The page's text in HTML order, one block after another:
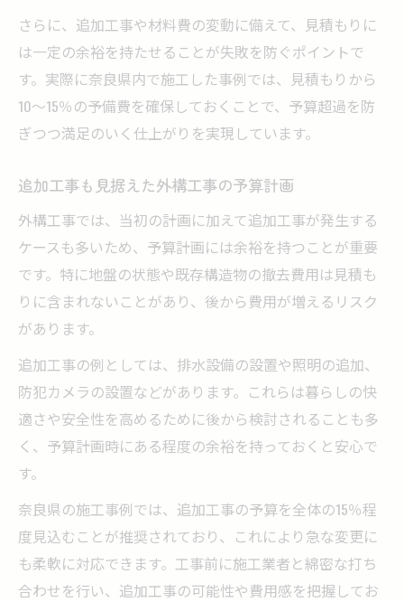
さらに、追加工事や材料費の変動に備えて、見積もりに
は一定の余裕を持たせることが失敗を防ぐポイントで
す。実際に奈良県内で施工した事例では、見積もりから
10～15％の予備費を確保しておくことで、予算超過を防
ぎつつ満足のいく仕上がりを実現しています。
追加工事も見据えた外構工事の予算計画
外構工事では、当初の計画に加えて追加工事が発生する
ケースも多いため、予算計画には余裕を持つことが重要
です。特に地盤の状態や既存構造物の撤去費用は見積も
りに含まれないことがあり、後から費用が増えるリスク
があります。
追加工事の例としては、排水設備の設置や照明の追加、
防犯カメラの設置などがあります。これらは暮らしの快
適さや安全性を高めるために後から検討されることも多
く、予算計画時にある程度の余裕を持っておくと安心で
す。
奈良県の施工事例では、追加工事の予算を全体の15％程
度見込むことが推奨されており、これにより急な変更に
も柔軟に対応できます。工事前に施工業者と綿密な打ち
合わせを行い、追加工事の可能性や費用感を把握してお